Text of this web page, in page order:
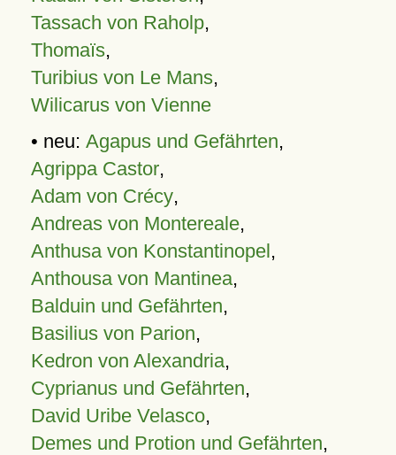
Tassach von Raholp,
Thomaïs,
Turibius von Le Mans,
Wilicarus von Vienne
• neu: Agapus und Gefährten,
Agrippa Castor,
Adam von Crécy,
Andreas von Montereale,
Anthusa von Konstantinopel,
Anthousa von Mantinea,
Balduin und Gefährten,
Basilius von Parion,
Kedron von Alexandria,
Cyprianus und Gefährten,
David Uribe Velasco,
Demes und Protion und Gefährten,